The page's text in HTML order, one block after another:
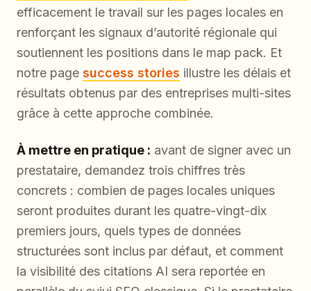
efficacement le travail sur les pages locales en
renforçant les signaux d’autorité régionale qui
soutiennent les positions dans le map pack. Et
notre page success stories illustre les délais et
résultats obtenus par des entreprises multi-sites
grâce à cette approche combinée.
À mettre en pratique : avant de signer avec un
prestataire, demandez trois chiffres très
concrets : combien de pages locales uniques
seront produites durant les quatre-vingt-dix
premiers jours, quels types de données
structurées sont inclus par défaut, et comment
la visibilité des citations AI sera reportée en